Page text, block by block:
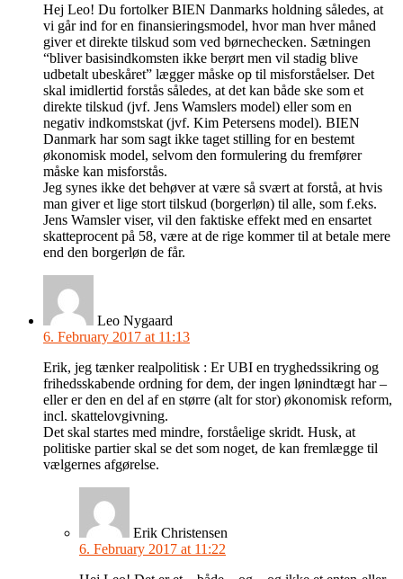
Hej Leo! Du fortolker BIEN Danmarks holdning således, at
vi går ind for en finansieringsmodel, hvor man hver måned
giver et direkte tilskud som ved børnechecken. Sætningen
“bliver basisindkomsten ikke berørt men vil stadig blive
udbetalt ubeskåret” lægger måske op til misforståelser. Det
skal imidlertid forstås således, at det kan både ske som et
direkte tilskud (jvf. Jens Wamslers model) eller som en
negativ indkomstskat (jvf. Kim Petersens model). BIEN
Danmark har som sagt ikke taget stilling for en bestemt
økonomisk model, selvom den formulering du fremfører
måske kan misforstås.
Jeg synes ikke det behøver at være så svært at forstå, at hvis
man giver et lige stort tilskud (borgerløn) til alle, som f.eks.
Jens Wamsler viser, vil den faktiske effekt med en ensartet
skatteprocent på 58, være at de rige kommer til at betale mere
end den borgerløn de får.
Leo Nygaard
6. February 2017 at 11:13
Erik, jeg tænker realpolitisk : Er UBI en tryghedssikring og
frihedsskabende ordning for dem, der ingen lønindtægt har –
eller er den en del af en større (alt for stor) økonomisk reform,
incl. skattelovgivning.
Det skal startes med mindre, forståelige skridt. Husk, at
politiske partier skal se det som noget, de kan fremlægge til
vælgernes afgørelse.
Erik Christensen
6. February 2017 at 11:22